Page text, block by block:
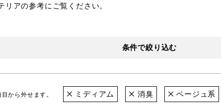
アの参考にご覧ください。
条件で絞り込む
から外せます。 ミディアム 消臭 ベージュ系